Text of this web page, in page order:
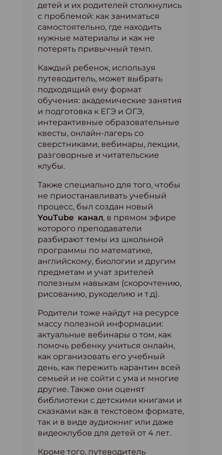
детей и их родителей столкнулись
с проблемой: как заниматься
самостоятельно, где находить
нужные материалы и как не
потерять привычный темп.
Каждый ребенок, используя
путеводитель, может выбрать
подходящий ему формат
обучения: академические занятия
и подготовка к ЕГЭ и ОГЭ,
интерактивные образовательные
квесты, онлайн-лагерь со
сверстниками, вебинары, лекции,
разговорные и читательские
клубы.
Также специально для того, чтобы
не приостанавливать учебный
процесс, был создан новый
YouTube канал, в прямом эфире
которого преподаватели
разбирают темы из школьной
программы по математике,
английскому, биологии и другим
предметам и учат зрителей
полезным навыкам (скорочтению,
рисованию, рукоделию и т.д).
Родители тоже найдут на ресурсе
массу полезной информации:
актуальные вебинары о том, как
помочь ребенку учиться онлайн,
как организовать его учебный
день, как пережить карантин всей
семьей и не сойти с ума и многие
другие. Также они оценят
библиотеки с детскими книгами и
сказками как в текстовом формате,
так и в виде аудиокниг или даже
видеоклубов для детей от 4 лет.
Кроме того, путеводитель